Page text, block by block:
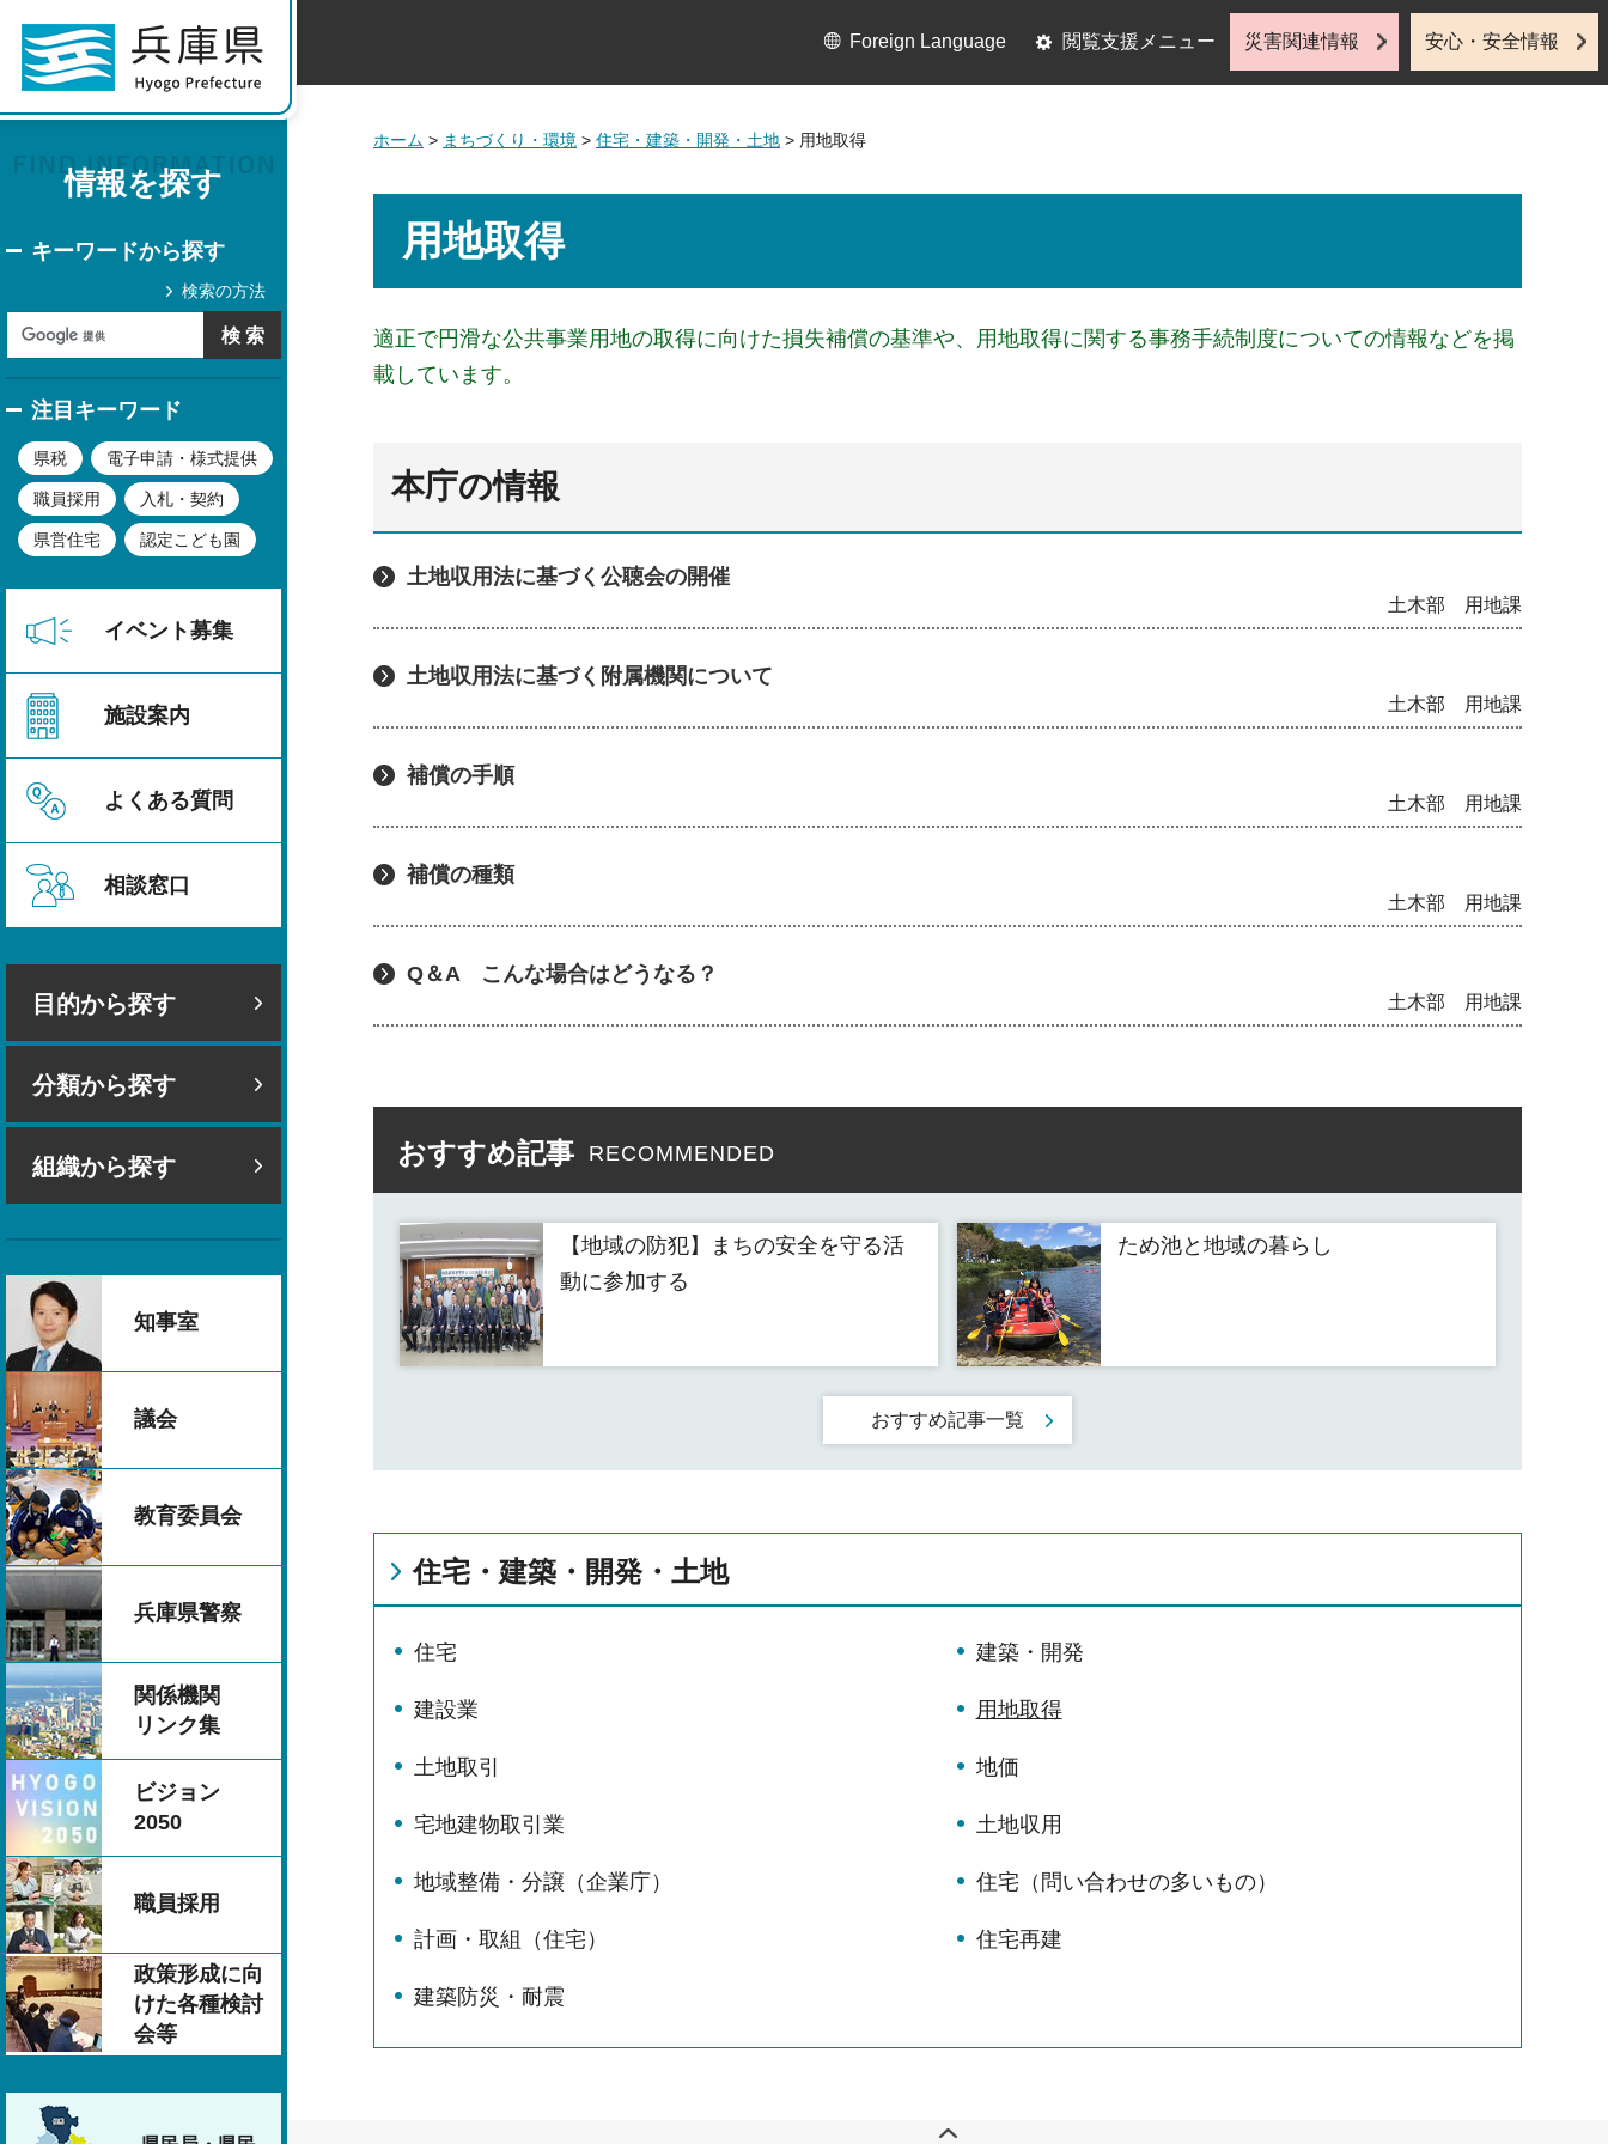
情報を探す
キーワードから探す
検索の方法
注目キーワード
県税 電子申請・様式提供
職員採用 入札・契約
県営住宅 認定こども園
イベント募集
施設案内
よくある質問
相談窓口
目的から探す
分類から探す
組織から探す
知事室
議会
教育委員会
兵庫県警察
関係機関
リンク集
ビジョン
2050
職員採用
政策形成に向
けた各種検討
会等
Foreign Language 閲覧支援メニュー 災害関連情報 安心・安全情報
ホーム > まちづくり・環境 > 住宅・建築・開発・土地 > 用地取得
用地取得
適正で円滑な公共事業用地の取得に向けた損失補償の基準や、用地取得に関する事務手続制度についての情報などを掲
載しています。
本庁の情報
土地収用法に基づく公聴会の開催
土木部 用地課
土地収用法に基づく附属機関について
土木部 用地課
補償の手順
土木部 用地課
補償の種類
土木部 用地課
Q＆A こんな場合はどうなる？
土木部 用地課
おすすめ記事 RECOMMENDED
【地域の防犯】まちの安全を守る活
動に参加する
ため池と地域の暮らし
おすすめ記事一覧
住宅・建築・開発・土地
住宅 建築・開発
建設業 用地取得
土地取引 地価
宅地建物取引業 土地収用
地域整備・分譲（企業庁） 住宅（問い合わせの多いもの）
計画・取組（住宅） 住宅再建
建築防災・耐震